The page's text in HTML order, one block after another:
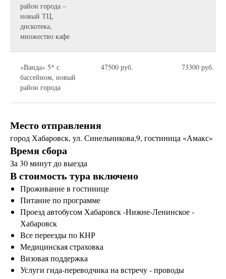
район города –
новый ТЦ,
дискотека,
множество кафе
«Ванда» 5* с
бассейном, новый
район города
47500 руб. 73300 руб.
Место отправления
город Хабаровск, ул. Синельникова,9, гостиница «Амакс»
Время сбора
За 30 минут до выезда
В стоимость тура включено
Проживание в гостинице
Питание по программе
Проезд автобусом Хабаровск -Нижне-Ленинское -
Хабаровск
Все переезды по КНР
Медицинская страховка
Визовая поддержка
Услуги гида-переводчика на встречу - проводы